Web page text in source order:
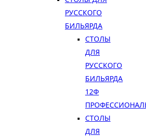
РУССКОГО
БИЛЬЯРДА
СТОЛЫ
ДЛЯ
РУССКОГО
БИЛЬЯРДА
12Ф
СТОЛЫ
ДЛЯ